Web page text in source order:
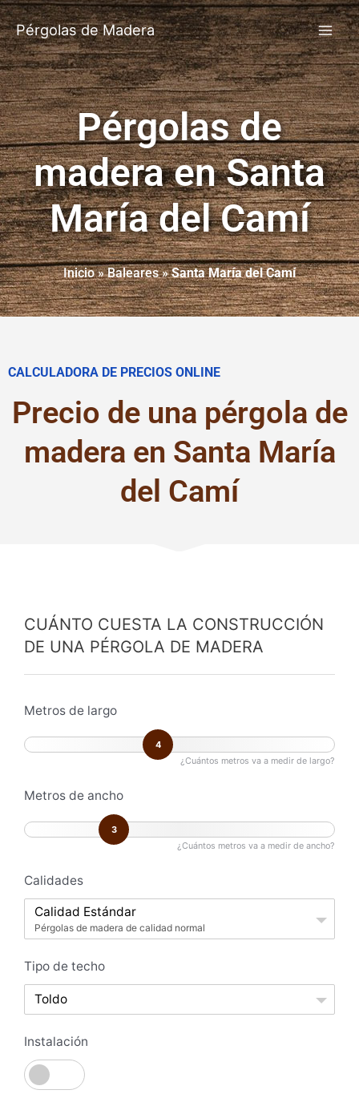
Pérgolas de Madera
Pérgolas de
madera en Santa
María del Camí
Inicio»Baleares»Santa María del Camí
CALCULADORA DE PRECIOS ONLINE
Precio de una pérgola de
madera en Santa María
del Camí
CUÁNTO CUESTA LA CONSTRUCCIÓN
DE UNA PÉRGOLA DE MADERA
Metros de largo
4
¿Cuántos metros va a medir de largo?
Metros de ancho
3
¿Cuántos metros va a medir de ancho?
Calidades
Calidad Estándar
Pérgolas de madera de calidad normal
Tipo de techo
Toldo
Instalación